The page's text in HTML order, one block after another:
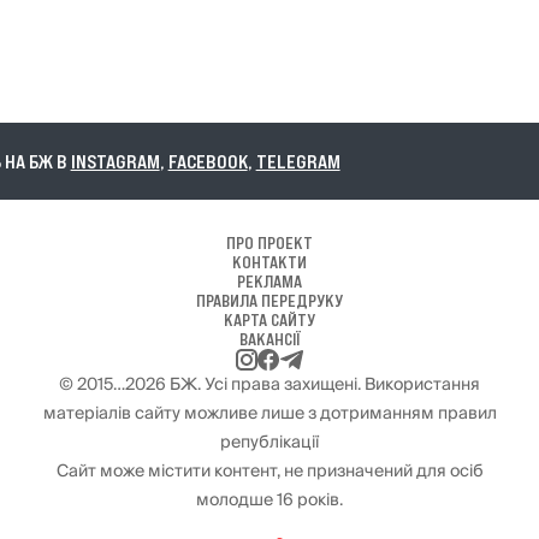
БЖ В INSTAGRAM,FACEBOOK,TELEGRAM
ПРО ПРОЕКТ
КОНТАКТИ
РЕКЛАМА
ПРАВИЛА ПЕРЕДРУКУ
КАРТА САЙТУ
ВАКАНСІЇ
© 2015…2026 БЖ. Усі права захищені. Використання
матеріалів сайту можливе лише з дотриманням правил
републікації
Сайт може містити контент, не призначений для осіб
молодше 16 років.